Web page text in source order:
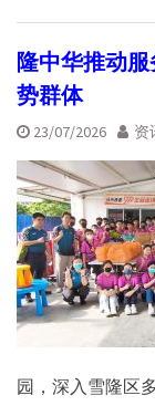
隆中华推动
势群体
23/07/2026 资
园，深入雪隆区